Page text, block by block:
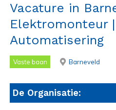
Vacature in
Elektromonteur
Automatisering
Vaste baan Barneveld
De Organisatie: